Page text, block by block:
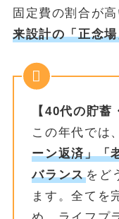
固定費の割合が
来設計の「正念
【40代の貯蓄
この年代では
ーン返済」「
バランスをど
ます。全てを